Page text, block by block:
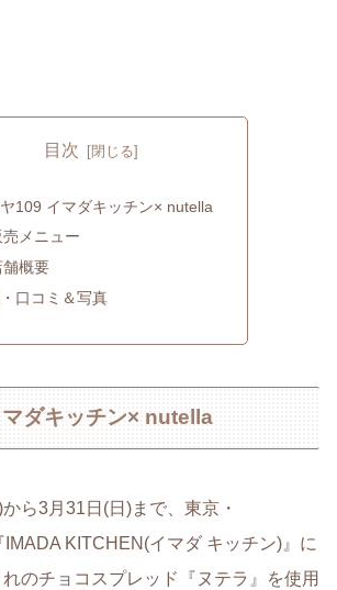
目次
109 イマダキッチン× nutella
売メニュー
舗概要
口コミ＆写真
ダキッチン× nutella
ら3月31日(日)まで、東京・
KITCHEN(イマダ キッチン)』に
のチョコスプレッド『ヌテラ』を使⽤